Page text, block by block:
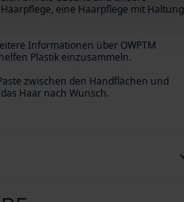
eine Haarpflege mit Haltung
Informationen über OWPTM
Plastik einzusammeln.
zwischen den Handflächen und
Haar nach Wunsch.